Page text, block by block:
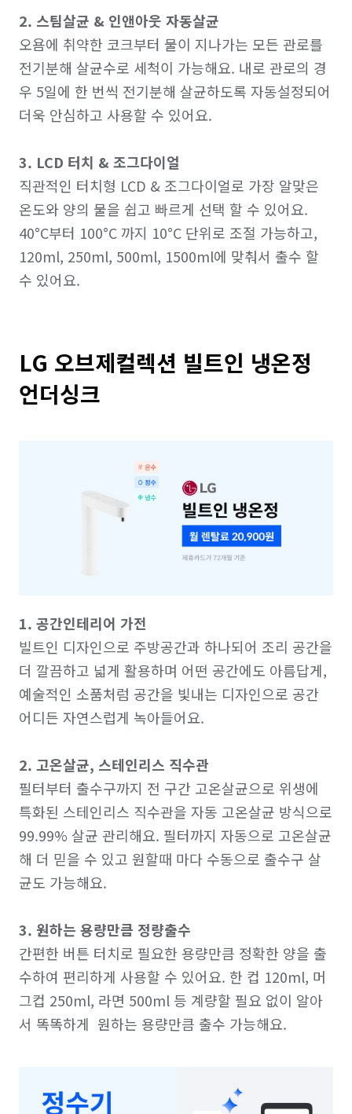
2. 스팀살균 & 인앤아웃 자동살균
오욤에 취약한 코크부터 물이 지나가는 모든 관로를
전기분해 살균수로 세척이 가능해요. 내로 관로의 경
우 5일에 한 번씩 전기분해 살균하도록 자동설정되어
더욱 안심하고 사용할 수 있어요.
3. LCD 터치 & 조그다이얼
직관적인 터치형 LCD & 조그다이얼로 가장 알맞은
온도와 양의 물을 쉽고 빠르게 선택 할 수 있어요.
40°C부터 100°C 까지 10°C 단위로 조절 가능하고,
120ml, 250ml, 500ml, 1500ml에 맞춰서 출수 할
LG 오브제컬렉션 빌트인 냉온정
언더싱크
1. 공간인테리어 가전
빌트인 디자인으로 주방공간과 하나되어 조리 공간을
더 깔끔하고 넓게 활용하며 어떤 공간에도 아름답게,
예술적인 소품처럼 공간을 빛내는 디자인으로 공간
어디든 자연스럽게 녹아들어요.
2. 고온살균, 스테인리스 직수관
필터부터 출수구까지 전 구간 고온살균으로 위생에
특화된 스테인리스 직수관을 자동 고온살균 방식으로
99.99% 살균 관리해요. 필터까지 자동으로 고온살균
해 더 믿을 수 있고 원할때 마다 수동으로 출수구 살
균도 가능해요.
3. 원하는 용량만큼 정량출수
간편한 버튼 터치로 필요한 용량만큼 정확한 양을 출
수하여 편리하게 사용할 수 있어요. 한 컵 120ml, 머
그컵 250ml, 라면 500ml 등 계량할 필요 없이 알아